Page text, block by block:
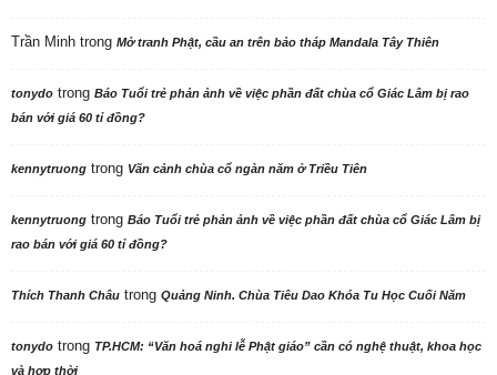
Trần Minh trong Mở tranh Phật, cầu an trên bảo tháp Mandala Tây Thiên
tonydo trong Báo Tuổi trẻ phản ảnh về việc phần đất chùa cổ Giác Lâm bị rao
bán với giá 60 tỉ đồng?
kennytruong trong Vãn cảnh chùa cổ ngàn năm ở Triều Tiên
kennytruong trong Báo Tuổi trẻ phản ảnh về việc phần đất chùa cổ Giác Lâm bị
rao bán với giá 60 tỉ đồng?
Thích Thanh Châu trong Quảng Ninh. Chùa Tiêu Dao Khóa Tu Học Cuối Năm
tonydo trong TP.HCM: “Văn hoá nghi lễ Phật giáo” cần có nghệ thuật, khoa học
và hợp thời